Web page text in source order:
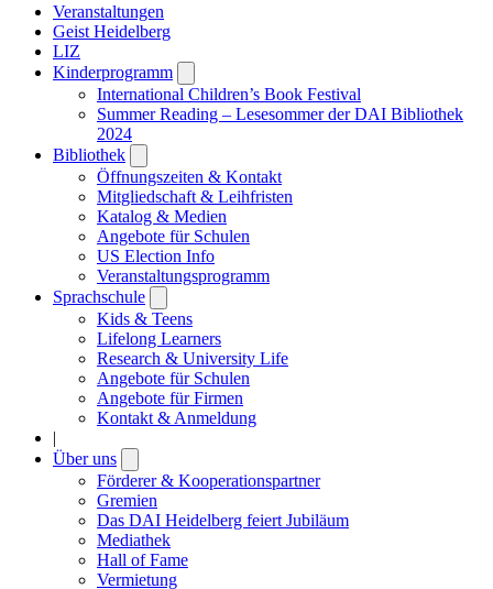
Veranstaltungen
Geist Heidelberg
LIZ
Kinderprogramm
submenu
International Children’s Book Festival
Summer Reading – Lesesommer der DAI Bibliothek
2024
Bibliothek
submenu
Öffnungszeiten & Kontakt
Mitgliedschaft & Leihfristen
Katalog & Medien
Angebote für Schulen
US Election Info
Veranstaltungsprogramm
Sprachschule
submenu
Kids & Teens
Lifelong Learners
Research & University Life
Angebote für Schulen
Angebote für Firmen
Kontakt & Anmeldung
|
Über uns
submenu
Förderer & Kooperationspartner
Gremien
Das DAI Heidelberg feiert Jubiläum
Mediathek
Hall of Fame
Vermietung